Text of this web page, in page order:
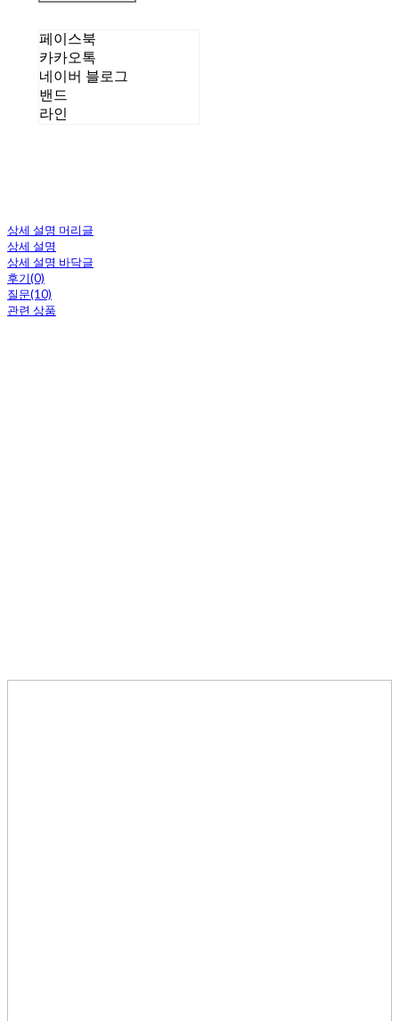
페이스북
카카오톡
네이버 블로그
밴드
라인
상세 설명 머리글
상세 설명
상세 설명 바닥글
후기(0)
질문(10)
관련 상품